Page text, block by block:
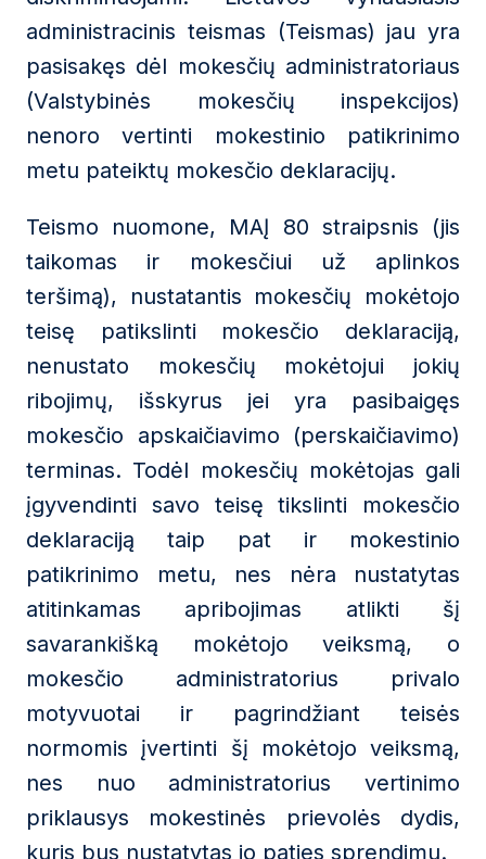
administracinis teismas (Teismas) jau yra
pasisakęs dėl mokesčių administratoriaus
(Valstybinės mokesčių inspekcijos)
nenoro vertinti mokestinio patikrinimo
metu pateiktų mokesčio deklaracijų.
Teismo nuomone, MAĮ 80 straipsnis (jis
taikomas ir mokesčiui už aplinkos
teršimą), nustatantis mokesčių mokėtojo
teisę patikslinti mokesčio deklaraciją,
nenustato mokesčių mokėtojui jokių
ribojimų, išskyrus jei yra pasibaigęs
mokesčio apskaičiavimo (perskaičiavimo)
terminas. Todėl mokesčių mokėtojas gali
įgyvendinti savo teisę tikslinti mokesčio
deklaraciją taip pat ir mokestinio
patikrinimo metu, nes nėra nustatytas
atitinkamas apribojimas atlikti šį
savarankišką mokėtojo veiksmą, o
mokesčio administratorius privalo
motyvuotai ir pagrindžiant teisės
normomis įvertinti šį mokėtojo veiksmą,
nes nuo administratorius vertinimo
priklausys mokestinės prievolės dydis,
kuris bus nustatytas jo paties sprendimu.